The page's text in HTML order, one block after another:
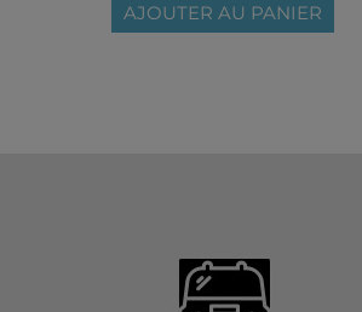
AJOUTER AU PANIER